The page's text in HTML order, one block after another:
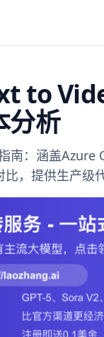
to
分析
南：涵盖Azure
，提供生产级